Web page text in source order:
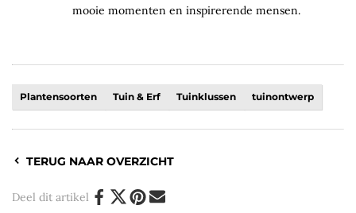
mooie momenten en inspirerende mensen.
Plantensoorten Tuin & Erf Tuinklussen tuinontwerp
TERUG NAAR OVERZICHT
Deel dit artikel